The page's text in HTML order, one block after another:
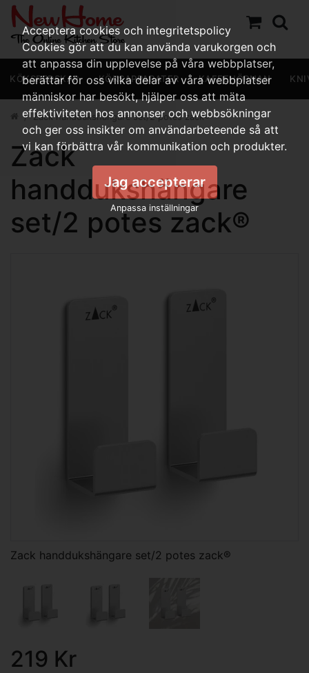
KÖKSREDSKAP KÖKSAPPARATER KAFFEHÖRNAN
Zack handdukshängare set/2 potes zack®
Zack
handdukshängare
set/2 potes zack®
Zack handdukshängare set/2 potes zack®
219 Kr
Acceptera cookies och integritetspolicy
Cookies gör att du kan använda varukorgen och
att anpassa din upplevelse på våra webbplatser,
berättar för oss vilka delar av våra webbplatser
människor har besökt, hjälper oss att mäta
effektiviteten hos annonser och webbsökningar
och ger oss insikter om användarbeteende så att
vi kan förbättra vår kommunikation och produkter.
Jag accepterar
Anpassa inställningar